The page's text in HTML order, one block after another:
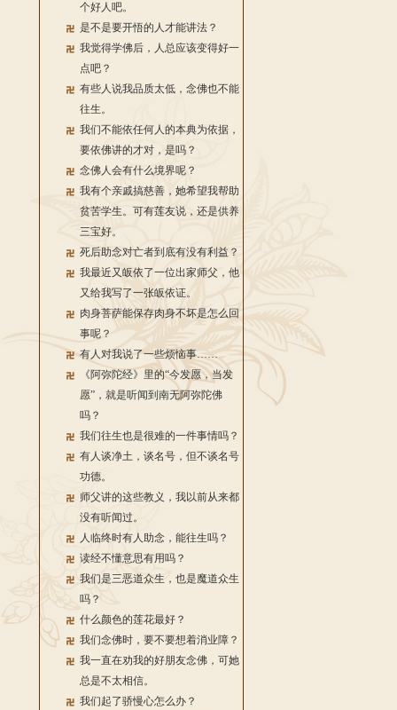
个好人吧。
是不是要开悟的人才能讲法？
我觉得学佛后，人总应该变得好一
点吧？
有些人说我品质太低，念佛也不能
往生。
我们不能依任何人的本典为依据，
要依佛讲的才对，是吗？
念佛人会有什么境界呢？
我有个亲戚搞慈善，她希望我帮助
贫苦学生。可有莲友说，还是供养
三宝好。
死后助念对亡者到底有没有利益？
我最近又皈依了一位出家师父，他
又给我写了一张皈依证。
肉身菩萨能保存肉身不坏是怎么回
事呢？
有人对我说了一些烦恼事……
《阿弥陀经》里的“今发愿，当发
愿”，就是听闻到南无阿弥陀佛
吗？
我们往生也是很难的一件事情吗？
有人谈净土，谈名号，但不谈名号
功德。
师父讲的这些教义，我以前从来都
没有听闻过。
人临终时有人助念，能往生吗？
读经不懂意思有用吗？
我们是三恶道众生，也是魔道众生
吗？
什么颜色的莲花最好？
我们念佛时，要不要想着消业障？
我一直在劝我的好朋友念佛，可她
总是不太相信。
我们起了骄慢心怎么办？